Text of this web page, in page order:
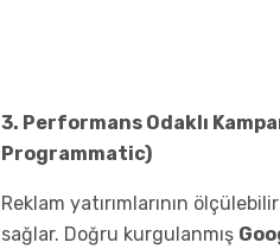
3. Performans Odaklı
Programmatic)
Reklam yatırımlarının
sağlar. Doğru kurgulanmış